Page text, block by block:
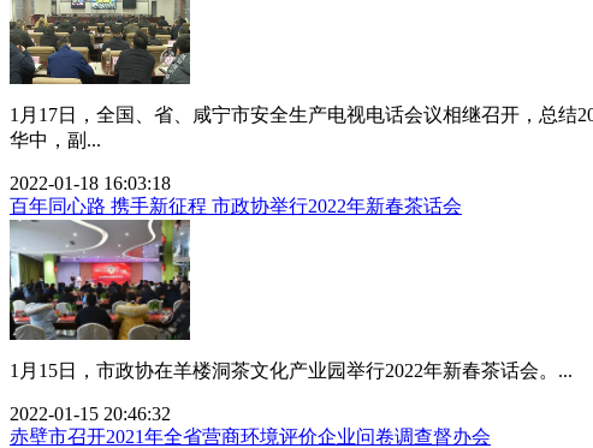
1月17日，全国、省、咸宁市安全生产电视电话会议相继召开，总结
华中，副...
2022-01-18 16:03:18
百年同心路 携手新征程 市政协举行2022年新春茶话会
1月15日，市政协在羊楼洞茶文化产业园举行2022年新春茶话会。...
2022-01-15 20:46:32
赤壁市召开2021年全省营商环境评价企业问卷调查督办会